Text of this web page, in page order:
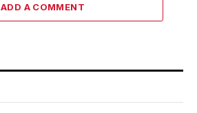
ADD A COMMENT